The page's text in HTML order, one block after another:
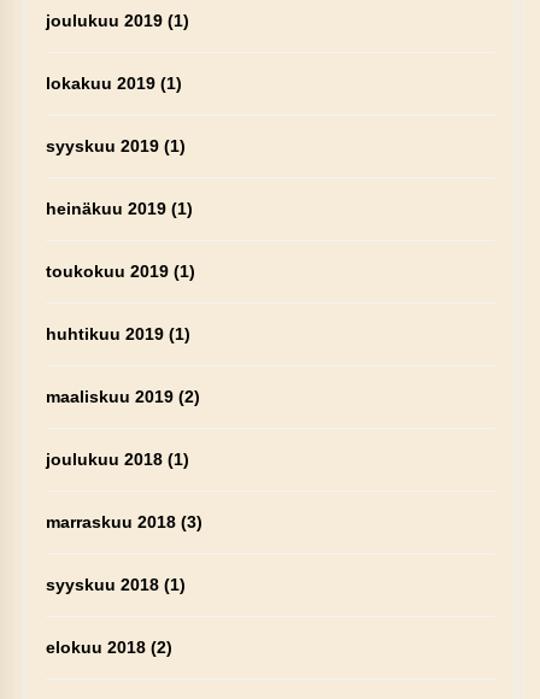
joulukuu 2019(1)
lokakuu 2019(1)
syyskuu 2019(1)
heinäkuu 2019(1)
toukokuu 2019(1)
huhtikuu 2019(1)
maaliskuu 2019(2)
joulukuu 2018(1)
marraskuu 2018(3)
syyskuu 2018(1)
elokuu 2018(2)